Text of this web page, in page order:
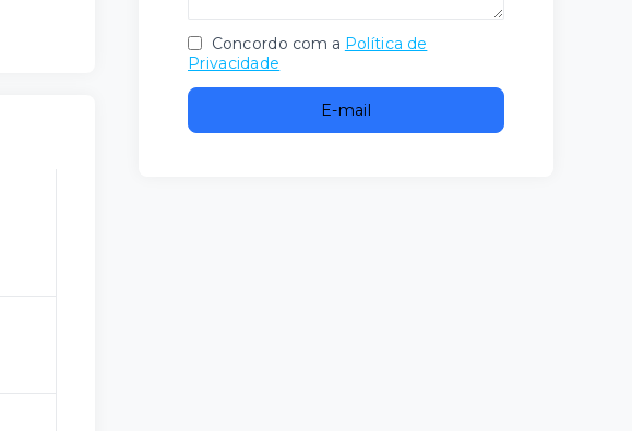
Concordo com a Política de
Privacidade
E-mail